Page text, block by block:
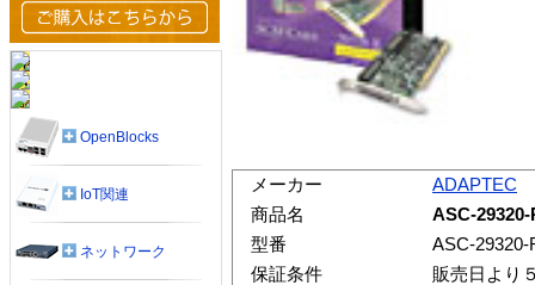
メーカー
ADAPTEC
商品名
ASC-
型番
ASC-29320-
保証条件
販売日より
OpenBlocks
IoT関連
ネットワーク